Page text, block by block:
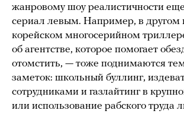
жанровому шоу реалистичности
сериал левым. Например, в другом
корейском многосерийном
об агентстве, которое помогает
отомстить, — тоже поднимаются
заметок: школьный буллинг,
сотрудниками и газлайтинг в
или использование рабского труда